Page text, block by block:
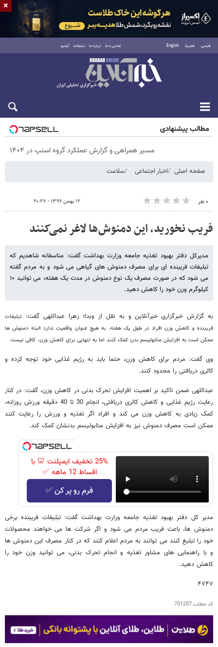
فارسی العربية English تماس با ما درباره ما تبلیغات آرشیو
شنبه ۱۷ مرداد ۱۴۰۵
مطالب پیشنهادی
مسیر همراهی و گزارش عملکرد گروه اسنپ در ۱۴۰۴
صفحه اصلی اخبار اجتماعی سلامت
۰ نفر ۱۲ بهمن ۱۳۹۶ - ۲۰:۲۷
فریب نخورید، این دمنوش‌ها لاغر نمی‌کنند
مدیرکل دفتر بهبود تغذیه جامعه وزارت بهداشت گفت: متاسفانه شاهدیم که
تبلیغات فریبنده ای برای مصرف دمنوش های گیاهی می شود و به مردم گفته
می شود که در صورت مصرف یک نوع دمنوش در مدت یک هفته، می توانید ۱۰
کیلوگرم وزن خود را کاهش دهید.
به گزارش خبرگزاری خبرآنلاین و به نقل از وبدا؛ زهرا عبداللهی گفت: تبلیغات
فریبنده و کاهش وزن افراد در طول یک هفته، به هیچ عنوان واقعیت ندارد البته دمنوش ها
ممکن است به افزایش متابولیسم بدن کمک کنند اما به تنهایی برای کاهش وزن، کافی نیست.
وی گفت: مردم برای کاهش وزن، حتما باید به رژیم غذایی خود توجه کرده و
کالری دریافتی را محدود کنند.
عبداللهی ضمن تاکید بر اهمیت افزایش تحرک بدنی در کاهش وزن، گفت: در کنار
رعایت رژیم غذایی و کاهش کالری دریافتی، انجام 30 تا 40 دقیقه ورزش روزانه،
کمک زیادی به کاهش وزن می کند و افراد اگر تغذیه و ورزش را رعایت کنند
ممکن است مصرف دمنوش نیز به افزایش متابولیسم بدنشان کمک کند.
25% تخفیف ایمپلنت 🦷 با
اقساط 12 ماهه ✅
فرم رو پر کن ✅
مدیر کل دفتر بهبود تغذیه جامعه وزارت بهداشت گفت: تبلیغات فریبنده برخی
دمنوش ها، باعث فریب مردم می شود و اگر شرکت ها می خواهند محصولات
خود را تبلیغ کنند می توانند به مردم اعلام کنند که در کنار مصرف این دمنوش ها
و با راهنمایی های مشاور تغذیه و انجام تحرک بدنی، می توانید وزن خود را
کاهش دهید.
۴۷۴۷
کد مطلب751207
×